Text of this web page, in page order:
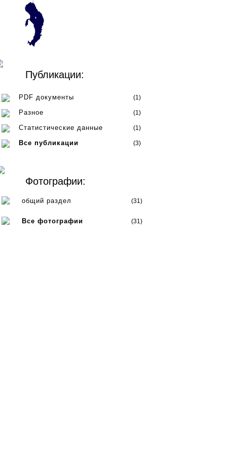
Публикации:
PDF документы (1)
Разное (1)
Статистические данные (1)
Все публикации (3)
Фотографии:
общий раздел (31)
Все фотографии (31)